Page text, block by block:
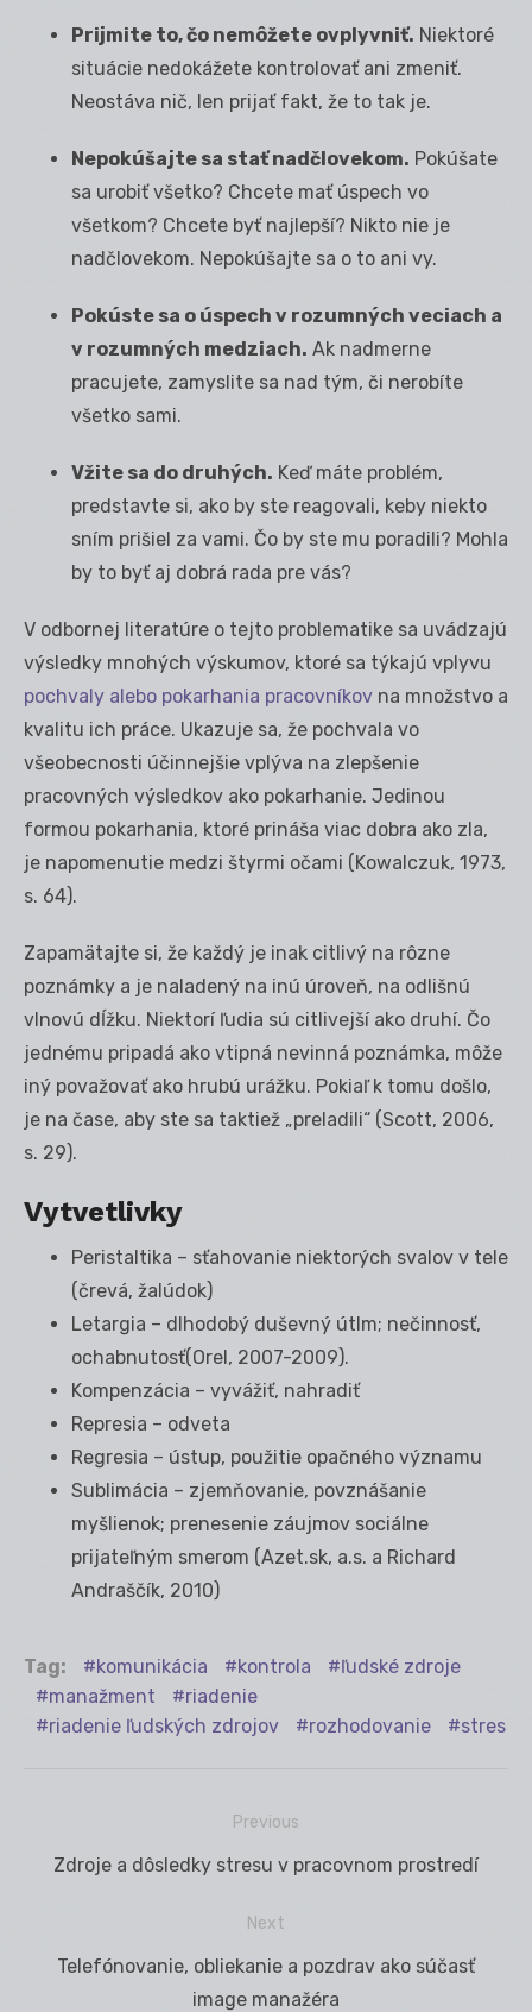
Prijmite to, čo nemôžete ovplyvniť. Niektoré
situácie nedokážete kontrolovať ani zmeniť.
Neostáva nič, len prijať fakt, že to tak je.
Nepokúšajte sa stať nadčlovekom. Pokúšate
sa urobiť všetko? Chcete mať úspech vo
všetkom? Chcete byť najlepší? Nikto nie je
nadčlovekom. Nepokúšajte sa o to ani vy.
Pokúste sa o úspech v rozumných veciach a
v rozumných medziach. Ak nadmerne
pracujete, zamyslite sa nad tým, či nerobíte
všetko sami.
Vžite sa do druhých. Keď máte problém,
predstavte si, ako by ste reagovali, keby niekto
sním prišiel za vami. Čo by ste mu poradili? Mohla
by to byť aj dobrá rada pre vás?
V odbornej literatúre o tejto problematike sa uvádzajú
výsledky mnohých výskumov, ktoré sa týkajú vplyvu
pochvaly alebo pokarhania pracovníkov na množstvo a
kvalitu ich práce. Ukazuje sa, že pochvala vo
všeobecnosti účinnejšie vplýva na zlepšenie
pracovných výsledkov ako pokarhanie. Jedinou
formou pokarhania, ktoré prináša viac dobra ako zla,
je napomenutie medzi štyrmi očami (Kowalczuk, 1973,
s. 64).
Zapamätajte si, že každý je inak citlivý na rôzne
poznámky a je naladený na inú úroveň, na odlišnú
vlnovú dĺžku. Niektorí ľudia sú citlivejší ako druhí. Čo
jednému pripadá ako vtipná nevinná poznámka, môže
iný považovať ako hrubú urážku. Pokiaľ k tomu došlo,
je na čase, aby ste sa taktiež „preladili“ (Scott, 2006,
s. 29).
Vytvetlivky
Peristaltika – sťahovanie niektorých svalov v tele
(črevá, žalúdok)
Letargia – dlhodobý duševný útlm; nečinnosť,
ochabnutosť(Orel, 2007-2009).
Kompenzácia – vyvážiť, nahradiť
Represia – odveta
Regresia – ústup, použitie opačného významu
Sublimácia – zjemňovanie, povznášanie
myšlienok; prenesenie záujmov sociálne
prijateľným smerom (Azet.sk, a.s. a Richard
Andraščík, 2010)
Tag: komunikácia kontrola
ľudské zdroje
manažment
riadenie
riadenie ľudských zdrojov
rozhodovanie stres
Previous
Previous
Zdroje a dôsledky stresu v pracovnom prostredí
Next
Next
Telefónovanie, obliekanie a pozdrav ako súčasť
image manažéra